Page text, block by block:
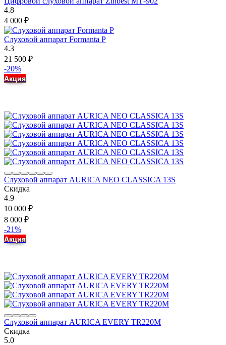
4.8
4 000 ₽
Слуховой аппарат Formanta P
4.3
21 500 ₽
-20%
Акция
Слуховой аппарат AURICA NEO CLASSICA 13S
Скидка
4.9
10 000 ₽
8 000 ₽
-21%
Акция
Слуховой аппарат AURICA EVERY TR220M
Скидка
5.0